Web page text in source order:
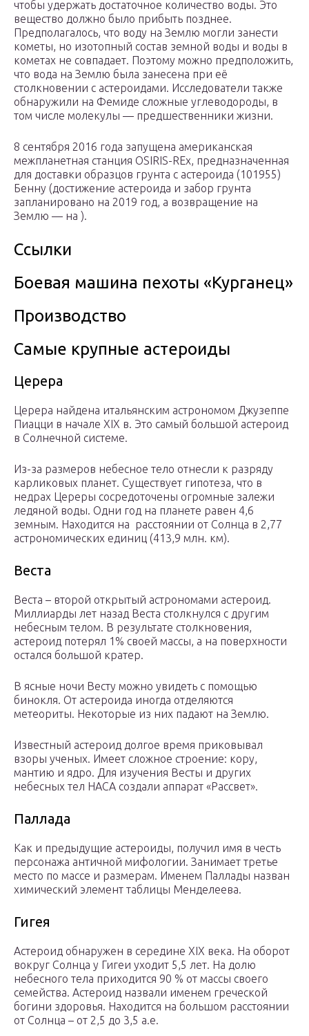
чтобы удержать достаточное количество воды. Это
вещество должно было прибыть позднее.
Предполагалось, что воду на Землю могли занести
кометы, но изотопный состав земной воды и воды в
кометах не совпадает. Поэтому можно предположить,
что вода на Землю была занесена при её
столкновении с астероидами. Исследователи также
обнаружили на Фемиде сложные углеводороды, в
том числе молекулы — предшественники жизни.
8 сентября 2016 года запущена американская
межпланетная станция OSIRIS-REx, предназначенная
для доставки образцов грунта с астероида (101955)
Бенну (достижение астероида и забор грунта
запланировано на 2019 год, а возвращение на
Землю — на ).
Ссылки
Боевая машина пехоты «Курганец»
Производство
Самые крупные астероиды
Церера
Церера найдена итальянским астрономом Джузеппе
Пиацци в начале XIX в. Это самый большой астероид
в Солнечной системе.
Из-за размеров небесное тело отнесли к разряду
карликовых планет. Существует гипотеза, что в
недрах Цереры сосредоточены огромные залежи
ледяной воды. Одни год на планете равен 4,6
земным. Находится на расстоянии от Солнца в 2,77
астрономических единиц (413,9 млн. км).
Веста
Веста – второй открытый астрономами астероид.
Миллиарды лет назад Веста столкнулся с другим
небесным телом. В результате столкновения,
астероид потерял 1% своей массы, а на поверхности
остался большой кратер.
В ясные ночи Весту можно увидеть с помощью
бинокля. От астероида иногда отделяются
метеориты. Некоторые из них падают на Землю.
Известный астероид долгое время приковывал
взоры ученых. Имеет сложное строение: кору,
мантию и ядро. Для изучения Весты и других
небесных тел НАСА создали аппарат «Рассвет».
Паллада
Как и предыдущие астероиды, получил имя в честь
персонажа античной мифологии. Занимает третье
место по массе и размерам. Именем Паллады назван
химический элемент таблицы Менделеева.
Гигея
Астероид обнаружен в середине XIX века. На оборот
вокруг Солнца у Гигеи уходит 5,5 лет. На долю
небесного тела приходится 90 % от массы своего
семейства. Астероид назвали именем греческой
богини здоровья. Находится на большом расстоянии
от Солнца – от 2,5 до 3,5 а.е.